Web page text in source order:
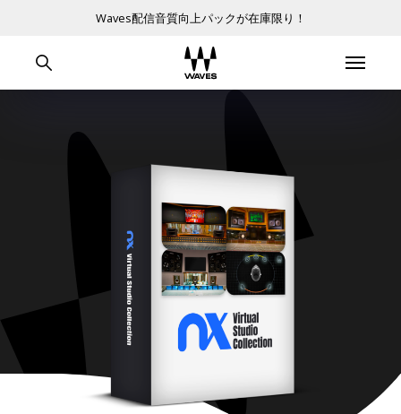
Waves配信音質向上パックが在庫限り！